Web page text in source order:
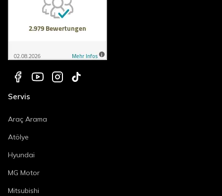
Servis
Araç Arama
Atölye
Hyundai
MG Motor
Mitsubishi